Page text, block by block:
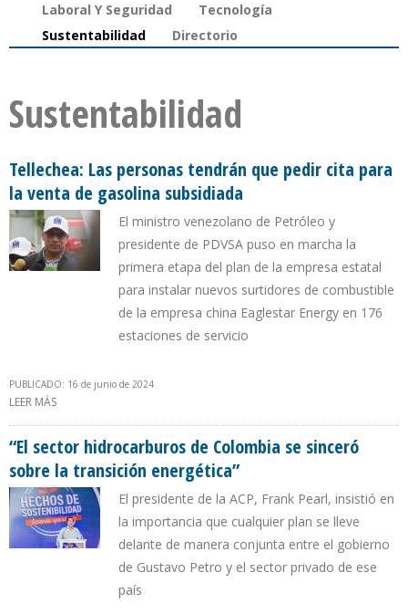
Laboral Y Seguridad
Tecnología
Sustentabilidad
Directorio
Sustentabilidad
Tellechea: Las personas tendrán que pedir cita para
la venta de gasolina subsidiada
El ministro venezolano de Petróleo y
presidente de PDVSA puso en marcha la
primera etapa del plan de la empresa estatal
para instalar nuevos surtidores de combustible
de la empresa china Eaglestar Energy en 176
estaciones de servicio
PUBLICADO: 16 de junio de 2024
LEER MÁS
“El sector hidrocarburos de Colombia se sinceró
sobre la transición energética”
El presidente de la ACP, Frank Pearl, insistió en
la importancia que cualquier plan se lleve
delante de manera conjunta entre el gobierno
de Gustavo Petro y el sector privado de ese
país